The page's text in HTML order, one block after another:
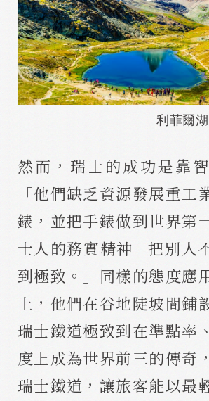
利菲爾
然而，瑞士的成功是靠
「他們缺乏資源發展重工
錶，並把手錶做到世界第
士人的務實精神—把別人
到極致。」同樣的態度應
上，他們在谷地陡坡間鋪
瑞士鐵道極致到在準點率
度上成為世界前三的傳奇
瑞士鐵道，讓旅客能以最